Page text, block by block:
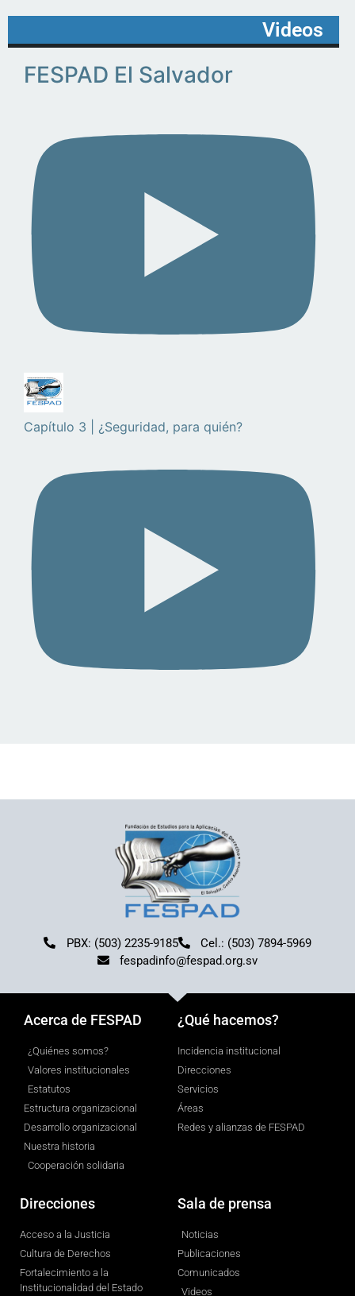
Videos
FESPAD El Salvador
Capítulo 3 | ¿Seguridad, para quién?
PBX: (503) 2235-9185
Cel.: (503) 7894-5969
fespadinfo@fespad.org.sv
Acerca de FESPAD
¿Quiénes somos?
Valores institucionales
Estatutos
Estructura organizacional
Desarrollo organizacional
Nuestra historia
Cooperación solidaria
¿Qué hacemos?
Incidencia institucional
Direcciones
Servicios
Áreas
Redes y alianzas de FESPAD
Direcciones
Acceso a la Justicia
Cultura de Derechos
Fortalecimiento a la
Institucionalidad del Estado
Sala de prensa
Noticias
Publicaciones
Comunicados
Videos